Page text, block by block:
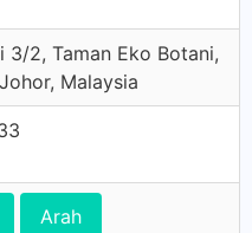
3/2, Taman Eko Botani,
Malaysia
Arah